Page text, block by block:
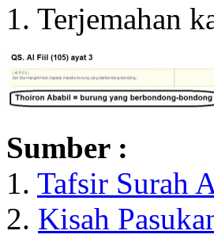
1. Terjemahan
Sumber :
1. Tafsir Surah
2. Kisah